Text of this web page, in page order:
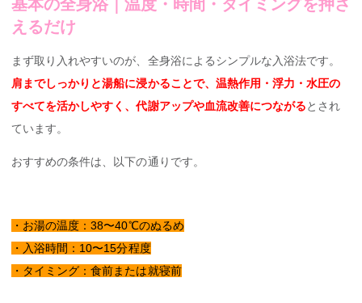
基本の全身浴｜温度・時間・タイミングを押さ
えるだけ
まず取り入れやすいのが、全身浴によるシンプルな入浴法です。
肩までしっかりと湯船に浸かることで、温熱作用・浮力・水圧の
すべてを活かしやすく、代謝アップや血流改善につながるとされ
ています。
おすすめの条件は、以下の通りです。
・お湯の温度：38〜40℃のぬるめ
・入浴時間：10〜15分程度
・タイミング：食前または就寝前